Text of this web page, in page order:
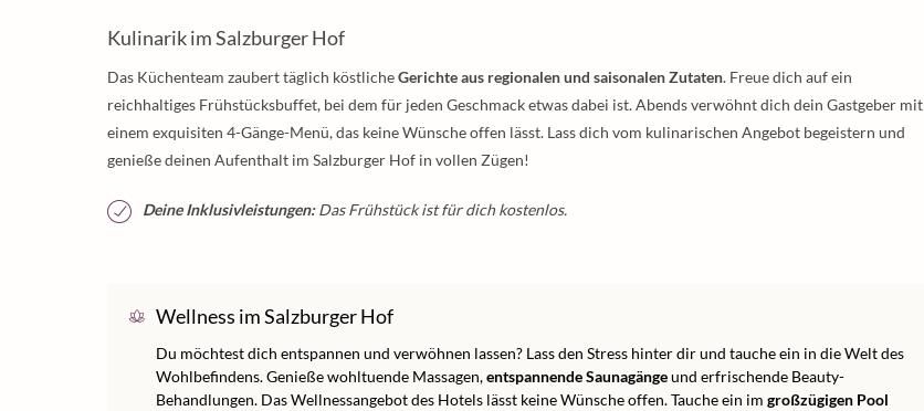
Kulinarik im Salzburger Hof
Das Küchenteam zaubert täglich köstlicheGerichte aus regionalen und saisonalen Zutaten. Freue dich auf ein
reichhaltiges Frühstücksbuffet, bei dem für jeden Geschmack etwas dabei ist. Abends verwöhnt dich dein Gastgeber mit
einem exquisiten 4-Gänge-Menü, das keine Wünsche offen lässt. Lass dich vom kulinarischen Angebot begeistern und
genieße deinen Aufenthalt im Salzburger Hof in vollen Zügen!
Deine Inklusivleistungen:Das Frühstück ist für dich kostenlos.
Wellness im Salzburger Hof
Du möchtest dich entspannen und verwöhnen lassen? Lass den Stress hinter dir und tauche ein in die Welt des
Wohlbefindens. Genieße wohltuende Massagen,entspannende Saunagängeund erfrischende Beauty-
Behandlungen. Das Wellnessangebot des Hotels lässt keine Wünsche offen. Tauche ein im großzügigen Pool